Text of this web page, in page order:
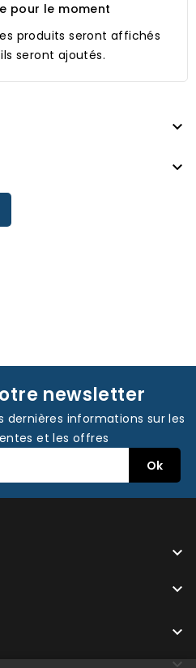
pour le moment
produits seront affichés
seront ajoutés.


newsletter
dernières informations sur les
et les offres


